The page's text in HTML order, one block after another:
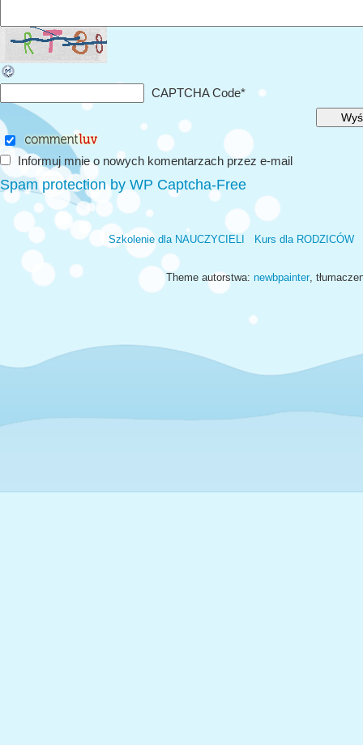
CAPTCHA Code*
Informuj mnie o nowych komentarzach przez e-mail
Spam protection by WP Captcha-Free
Szkolenie dla NAUCZYCIELI Kurs dla RODZICÓW
Theme autorstwa: newbpainter ,